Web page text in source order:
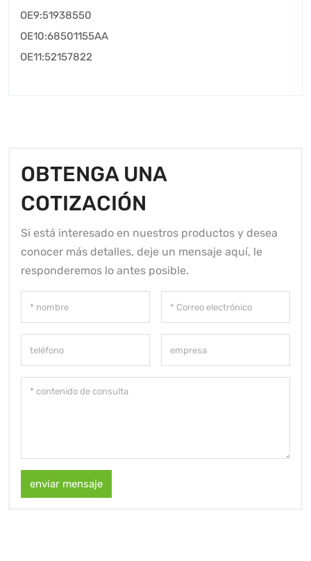
OE9:51938550
OE10:68501155AA
OE11:52157822
OBTENGA UNA
COTIZACIÓN
Si está interesado en nuestros productos y desea
conocer más detalles, deje un mensaje aquí, le
responderemos lo antes posible.
enviar mensaje